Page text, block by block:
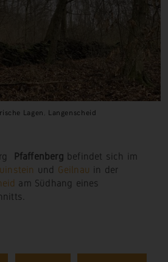
Lagen Langenscheid
Pfaffenberg befindet sich im
und Geilnau in der
am Südhang eines